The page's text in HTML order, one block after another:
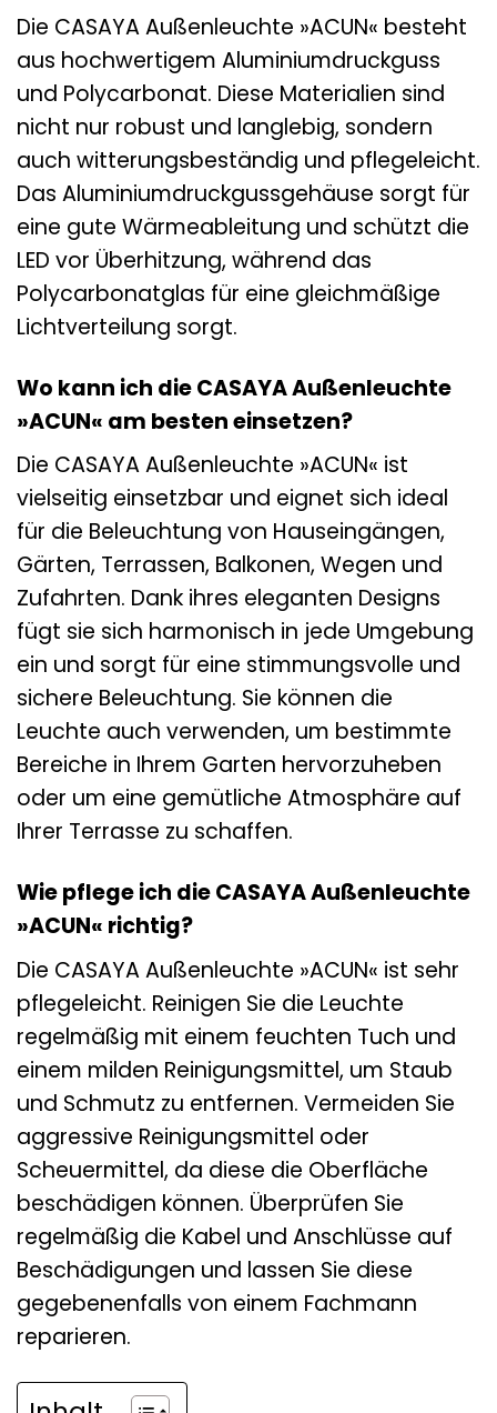
Die CASAYA Außenleuchte »ACUN« besteht
aus hochwertigem Aluminiumdruckguss
und Polycarbonat. Diese Materialien sind
nicht nur robust und langlebig, sondern
auch witterungsbeständig und pflegeleicht.
Das Aluminiumdruckgussgehäuse sorgt für
eine gute Wärmeableitung und schützt die
LED vor Überhitzung, während das
Polycarbonatglas für eine gleichmäßige
Lichtverteilung sorgt.
Wo kann ich die CASAYA Außenleuchte
»ACUN« am besten einsetzen?
Die CASAYA Außenleuchte »ACUN« ist
vielseitig einsetzbar und eignet sich ideal
für die Beleuchtung von Hauseingängen,
Gärten, Terrassen, Balkonen, Wegen und
Zufahrten. Dank ihres eleganten Designs
fügt sie sich harmonisch in jede Umgebung
ein und sorgt für eine stimmungsvolle und
sichere Beleuchtung. Sie können die
Leuchte auch verwenden, um bestimmte
Bereiche in Ihrem Garten hervorzuheben
oder um eine gemütliche Atmosphäre auf
Ihrer Terrasse zu schaffen.
Wie pflege ich die CASAYA Außenleuchte
»ACUN« richtig?
Die CASAYA Außenleuchte »ACUN« ist sehr
pflegeleicht. Reinigen Sie die Leuchte
regelmäßig mit einem feuchten Tuch und
einem milden Reinigungsmittel, um Staub
und Schmutz zu entfernen. Vermeiden Sie
aggressive Reinigungsmittel oder
Scheuermittel, da diese die Oberfläche
beschädigen können. Überprüfen Sie
regelmäßig die Kabel und Anschlüsse auf
Beschädigungen und lassen Sie diese
gegebenenfalls von einem Fachmann
reparieren.